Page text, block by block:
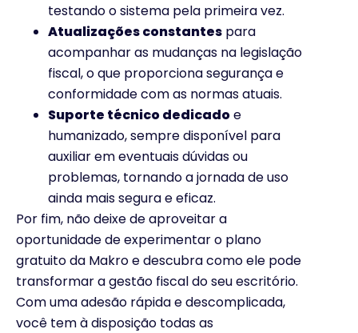
testando o sistema pela primeira vez.
Atualizações constantes para
acompanhar as mudanças na legislação
fiscal, o que proporciona segurança e
conformidade com as normas atuais.
Suporte técnico dedicadoe
humanizado, sempre disponível para
auxiliar em eventuais dúvidas ou
problemas, tornando a jornada de uso
ainda mais segura e eficaz.
Por fim, não deixe de aproveitar a
oportunidade de experimentar o plano
gratuito da Makro e descubra como ele pode
transformar a gestão fiscal do seu escritório.
Com uma adesão rápida e descomplicada,
você tem à disposição todas as